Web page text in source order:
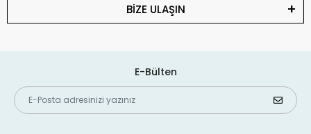
BİZE ULAŞIN
E-Bülten